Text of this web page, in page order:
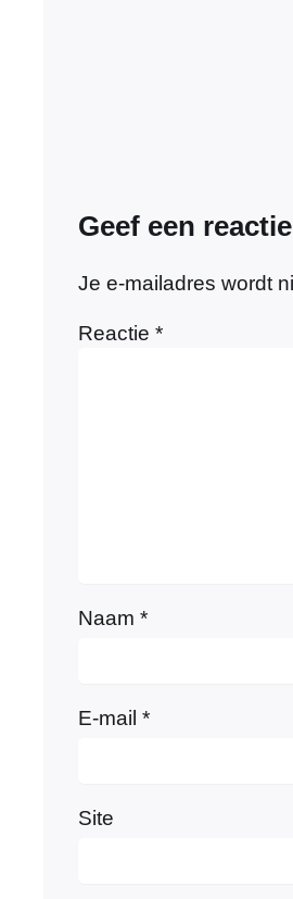
Geef een reactie
Je e-mailadres wordt
Reactie *
Naam *
E-mail *
Site